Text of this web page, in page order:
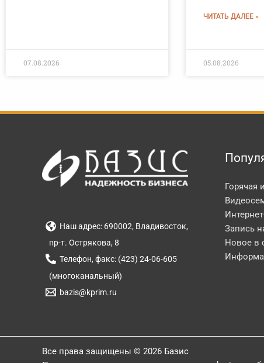
07.08.2026
ЧИТАТЬ ДАЛЕЕ »
05.08.2026
Наш адрес: 690002, Владивосток,
пр-т. Острякова, 8
Телефон, факс: (423) 24-06-605
(многоканальный)
bazis@kprim.ru
Горячая
Запись
Новое в
Все права защищены © 2026 Базис